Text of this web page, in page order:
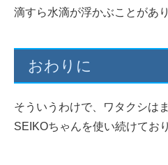
滴すら水滴が浮かぶことがあ
おわりに
そういうわけで、ワタクシは
SEIKOちゃんを使い続けてお